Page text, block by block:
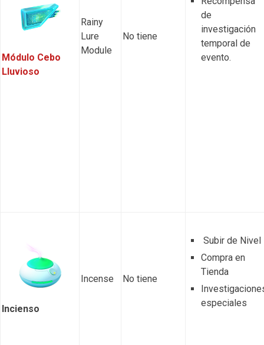
Módulo Cebo
Lluvioso
Rainy
Lure
Module
No tiene
de
investigación
temporal de
evento.
Incienso
Incense No tiene
Subir de Nivel
Compra en
Tienda
especiales